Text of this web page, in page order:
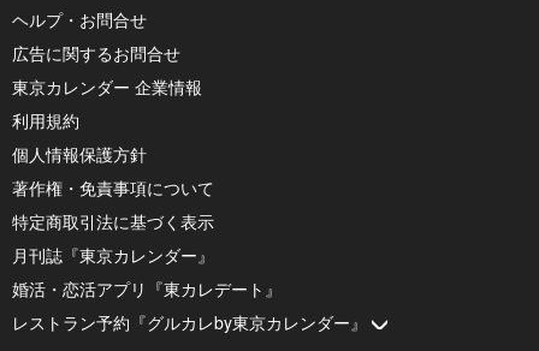
ヘルプ・お問合せ
広告に関するお問合せ
東京カレンダー 企業情報
利用規約
個人情報保護方針
著作権・免責事項について
特定商取引法に基づく表示
月刊誌『東京カレンダー』
婚活・恋活アプリ『東カレデート』
レストラン予約『グルカレby東京カレンダー』